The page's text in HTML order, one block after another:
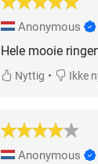
Anonymous
Hele mooie
Nyttig • Ikke
Anonymous